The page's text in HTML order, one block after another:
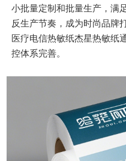
小批量定制和批量生产，满
反生产节奏，成为时尚品牌
医疗电信热敏纸杰星热敏纸
控体系完善。